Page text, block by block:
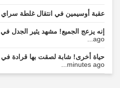
عقبة أوسيمين في انتقال غلطة سراي 12 minutes ago...
إنه يزعج الجميع! مشهد يثير الجدل في
ago...
حياة أخرى! شابة لصقت بها قرادة في
minutes ago...